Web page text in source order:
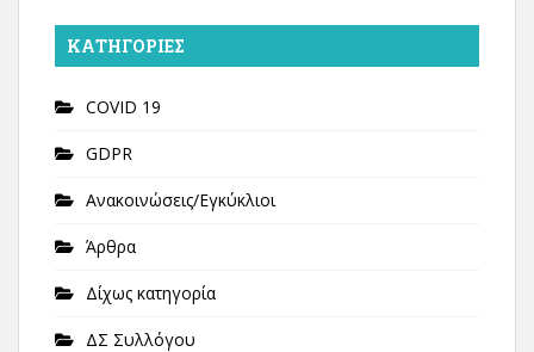
KΑΤΗΓΟΡΊΕΣ
COVID 19
GDPR
Ανακοινώσεις/Εγκύκλιοι
Άρθρα
Δίχως κατηγορία
ΔΣ Συλλόγου